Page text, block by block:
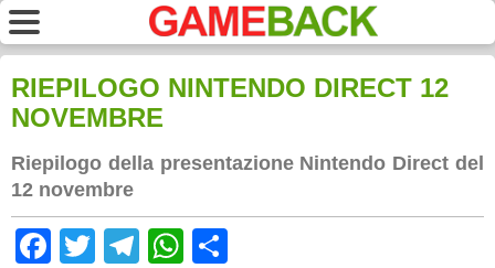
RIEPILOGO NINTENDO DIRECT 12
NOVEMBRE
Riepilogo della presentazione Nintendo Direct del
12 novembre
Facebook
TwitterTelegram
WhatsApp